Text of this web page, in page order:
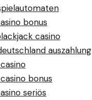
bonus
casino
auszahlung
bonus
seriös